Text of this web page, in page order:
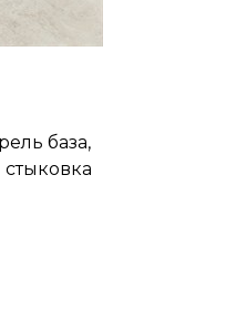
база,
стыковка